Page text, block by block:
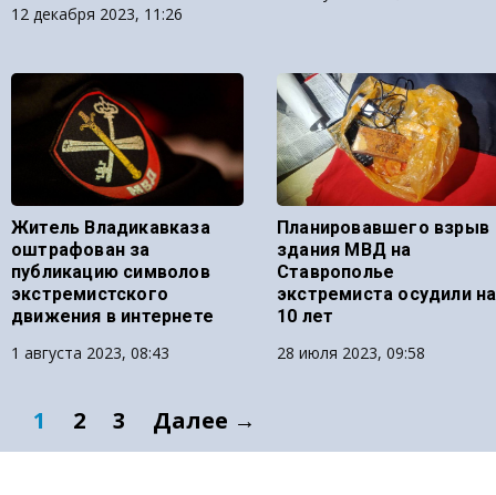
12 декабря 2023, 11:26
Житель Владикавказа
оштрафован за
публикацию символов
экстремистского
движения в интернете
1 августа 2023, 08:43
Планировавшего взрыв
здания МВД на
Ставрополье
экстремиста осудили на
10 лет
28 июля 2023, 09:58
1 2 3 Далее →